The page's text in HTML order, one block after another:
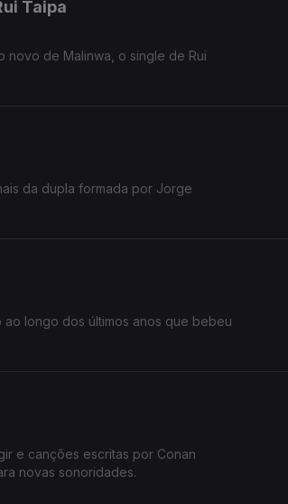
Taipa
novo de Malinwa, o single de Rui
da dupla formada por Jorge
longo dos últimos anos que bebeu
e canções escritas por Conan
novas sonoridades.